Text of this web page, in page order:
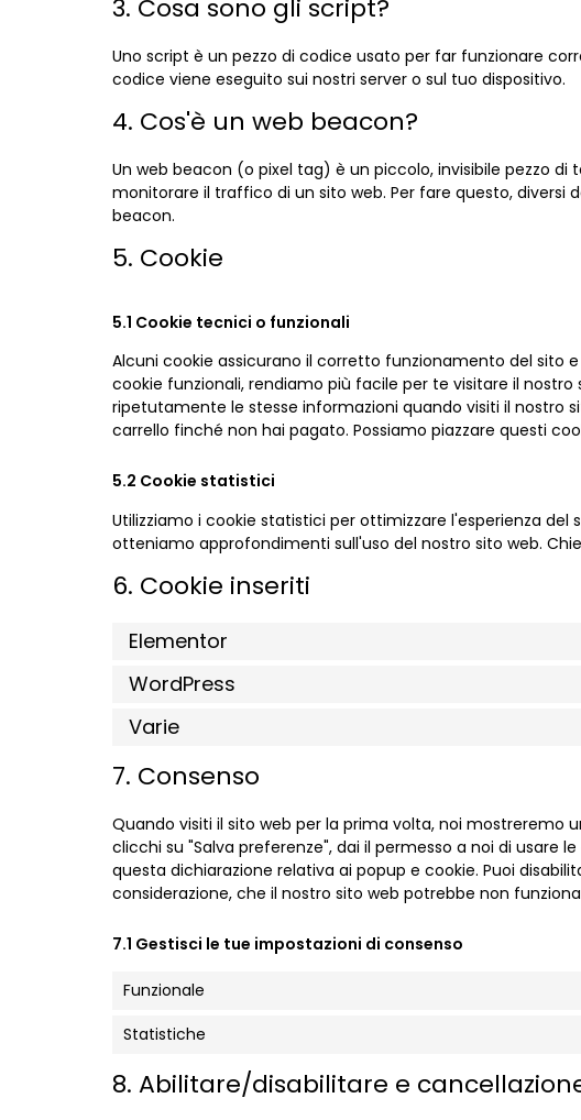
3. Cosa sono gli script?
Uno script è un pezzo di codice usato per far funzionare
codice viene eseguito sui nostri server o sul tuo dispositivo.
4. Cos'è un web beacon?
Un web beacon (o pixel tag) è un piccolo, invisibile pezzo
monitorare il traffico di un sito web. Per fare questo, diversi
beacon.
5. Cookie
5.1 Cookie tecnici o funzionali
Alcuni cookie assicurano il corretto funzionamento del sito
cookie funzionali, rendiamo più facile per te visitare il
ripetutamente le stesse informazioni quando visiti il nostro
carrello finché non hai pagato. Possiamo piazzare questi
5.2 Cookie statistici
Utilizziamo i cookie statistici per ottimizzare l'esperienza
otteniamo approfondimenti sull'uso del nostro sito web.
6. Cookie inseriti
Elementor
WordPress
Varie
7. Consenso
Quando visiti il sito web per la prima volta, noi mostreremo
clicchi su "Salva preferenze", dai il permesso a noi di usare
questa dichiarazione relativa ai popup e cookie. Puoi
considerazione, che il nostro sito web potrebbe non
7.1 Gestisci le tue impostazioni di consenso
Funzionale
Statistiche
8. Abilitare/disabilitare e